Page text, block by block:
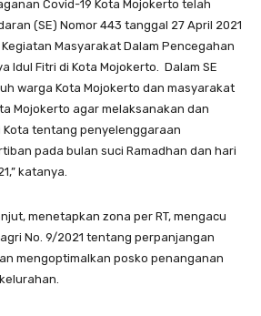
Covid-19 Kota Mojokerto telah
(SE) Nomor 443 tanggal 27 April 2021
Masyarakat Dalam Pencegahan
Idul Fitri di Kota Mojokerto. Dalam SE
warga Kota Mojokerto dan masyarakat
Mojokerto agar melaksanakan dan
tentang penyelenggaraan
pada bulan suci Ramadhan dan hari
katanya.
menetapkan zona per RT, mengacu
No. 9/2021 tentang perpanjangan
mengoptimalkan posko penanganan